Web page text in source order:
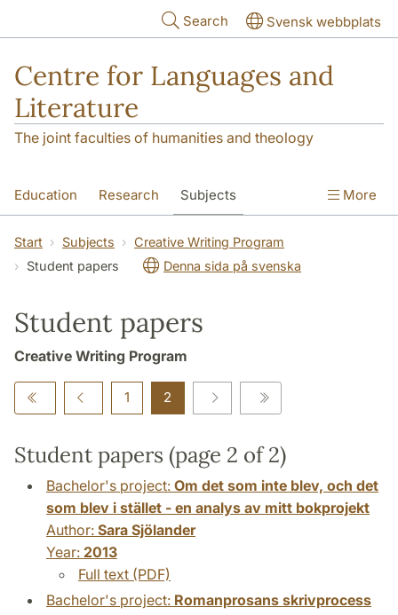
Search Svensk webbplats
Centre for Languages and
Literature
The joint faculties of humanities and theology
Education Research Subjects
SOL building Contact The Department
More
Start Subjects
Creative Writing Program
Student papers
Denna sida på svenska
Student papers
Creative Writing Program
1 2
Student papers (page 2 of 2)
Bachelor's project: Om det som inte blev, och det
som blev i stället - en analys av mitt bokprojekt
Author: Sara Sjölander
Year: 2013
Full text (PDF)
Bachelor's project: Romanprosans skrivprocess